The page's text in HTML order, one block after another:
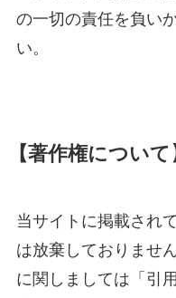
の一切の責任を負い
い。
【著作権について
当サイトに掲載され
は放棄しておりませ
に関しましては「引